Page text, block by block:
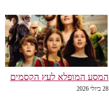
המסע המופלא לעץ הקסמים
28 ביולי 2026